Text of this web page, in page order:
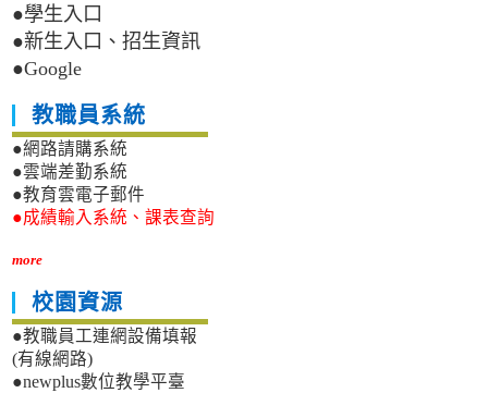
●學生入口
●新生入口、招生資訊
●Google
教職員系統
●網路請購系統
●雲端差勤系統
●教育雲電子郵件
●成績輸入系統、課表查詢
more
校園資源
●教職員工連網設備填報
(有線網路)
●newplus數位教學平臺